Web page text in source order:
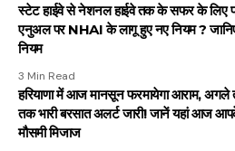
स्टेट हाईवे से नेशनल हाईवे तक के सफर के लिए
एनुअल पर NHAI के लागू हुए नए नियम ?
नियम
3 Min Read
हरियाणा में आज मानसून फरमायेगा आराम, अगले
तक भारी बरसात अलर्ट जारी! जानें यहां आज
मौसमी मिजाज